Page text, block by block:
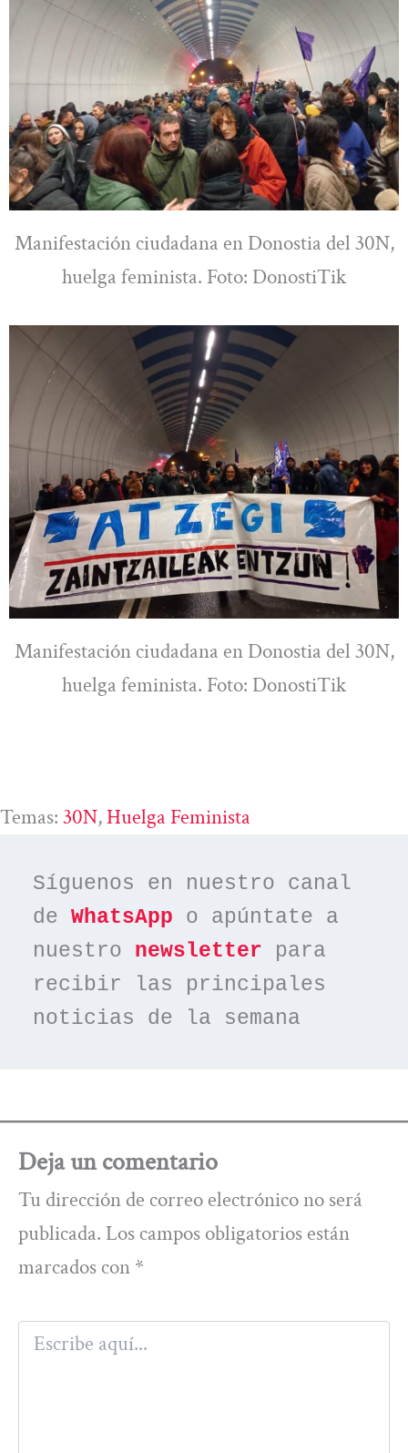
Manifestación ciudadana en Donostia del 30N,
huelga feminista. Foto: DonostiTik
Manifestación ciudadana en Donostia del 30N,
huelga feminista. Foto: DonostiTik
Temas: 30N, Huelga Feminista
Síguenos en nuestro canal
de WhatsApp o apúntate a
nuestro newsletter para
recibir las principales
noticias de la semana
Deja un comentario
Tu dirección de correo electrónico no será
publicada. Los campos obligatorios están
marcados con *
Escribe
aquí...